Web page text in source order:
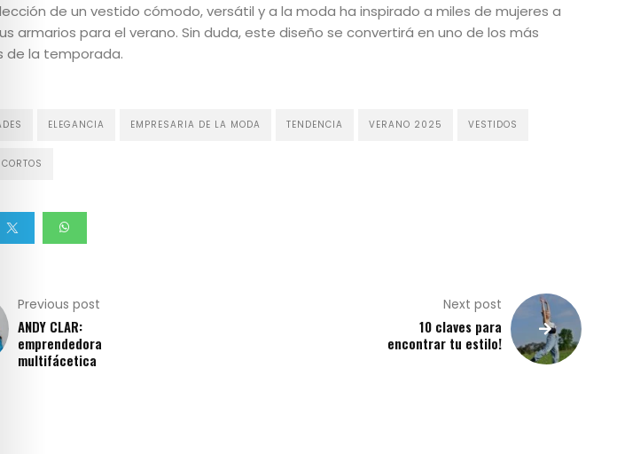
de un vestido cómodo, versátil y a la moda ha inspirado a miles de mujeres a
armarios para el verano. Sin duda, este diseño se convertirá en uno de los más
de la temporada.
ELEGANCIA EMPRESARIA DE LA MODA TENDENCIA VERANO 2025 VESTIDOS
Previous post
ANDY CLAR:
emprendedora
multifácetica
Next post
10 claves para
encontrar tu estilo!